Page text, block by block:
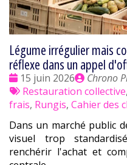
Légume irrégulier mais
réflexe dans un appel
Date
:
15 juin 2026
Publié
par
Chrono
Tags
:
Restauration collective,
frais, Rungis, Cahier des
Dans un marché public
visuel trop
renchérir l'achat et